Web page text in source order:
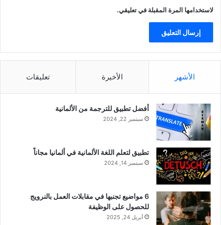
لاستخدامها المرة المقبلة في تعليقي.
الأشهر الأخيرة تعليقات
أفضل تطبيق للترجمة من الألمانية
سبتمبر 22, 2024
تطبيق لتعلم اللغة الألمانية في ألمانيا مجاناً
سبتمبر 14, 2024
6 مواضيع تجنبها في مقابلات العمل بالنرويج
للحصول على الوظيفة
أبريل 24, 2025